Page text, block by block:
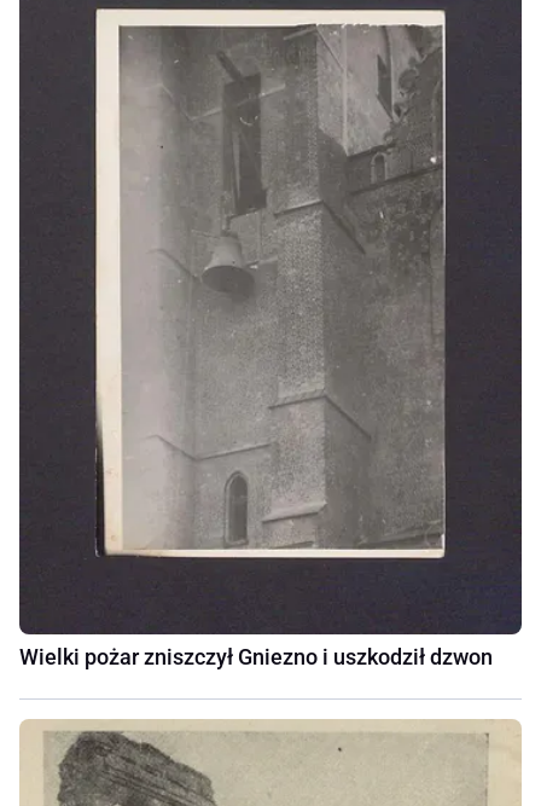
Wielki pożar zniszczył Gniezno i uszkodził dzwon